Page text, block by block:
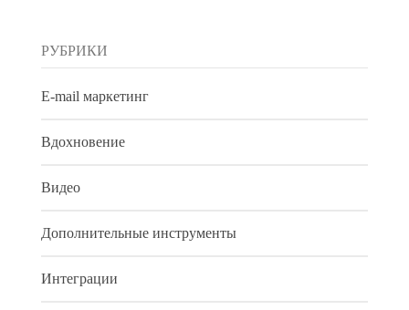
РУБРИКИ
E-mail маркетинг
Вдохновение
Видео
Дополнительные инструменты
Интеграции